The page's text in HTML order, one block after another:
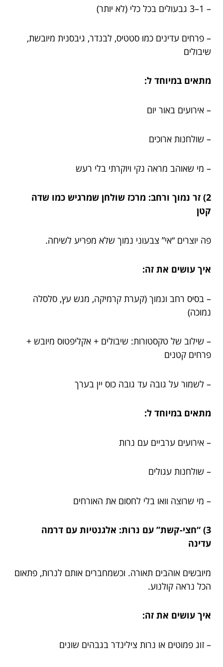
– 1–3 גבעולים בכל כלי (לא יותר)
– פרחים עדינים כמו סטטיס, לבנדר, גיבסנית מיובשת,
שיבולים
מתאים במיוחד ל:
– אירועים באור יום
– שולחנות ארוכים
– מי שאוהב מראה נקי ויוקרתי בלי רעש
2) זר נמוך ורחב: מרכז שולחן שמרגיש כמו שדה
קטן
פה יוצרים “אי” צבעוני נמוך שלא מפריע לשיחה.
איך עושים את זה:
– בסיס רחב ונמוך (קערת קרמיקה, מגש עץ, סלסלה
נמוכה)
– שילוב של טקסטורות: שיבולים + אקליפטוס מיובש +
פרחים קטנים
– לשמור על גובה עד גובה כוס יין בערך
מתאים במיוחד ל:
– אירועים ערביים עם נרות
– שולחנות עגולים
– מי שרוצה וואו בלי לחסום את האורחים
3) “חצי-קשת” עם נרות: אלגנטיות עם דרמה
עדינה
מיובשים אוהבים תאורה. וכשמחברים אותם לנרות, פתאום
הכל נראה קולנוע.
איך עושים את זה:
– זוג פמוטים או נרות צילינדר בגבהים שונים